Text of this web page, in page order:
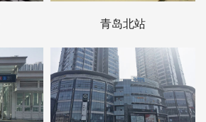
青岛北站